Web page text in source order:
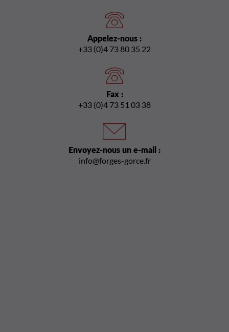
Appelez-nous :
+33 (0)4 73 80 35 22
Fax :
+33 (0)4 73 51 03 38
Envoyez-nous un e-mail :
info@forges-gorce.fr